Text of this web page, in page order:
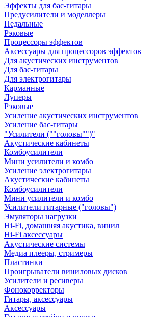
Эффекты для бас-гитары
Предусилители и моделлеры
Педальные
Рэковые
Процессоры эффектов
Аксессуары для процессоров эффектов
Для акустических инструментов
Для бас-гитары
Для электрогитары
Карманные
Луперы
Рэковые
Усиление акустических инструментов
Усиление бас-гитары
"Усилители (""головы"")"
Акустические кабинеты
Комбоусилители
Мини усилители и комбо
Усиление электрогитары
Акустические кабинеты
Комбоусилители
Мини усилители и комбо
Усилители гитарные ("головы")
Эмуляторы нагрузки
Hi-Fi, домашняя акустика, винил
Hi-Fi аксессуары
Акустические системы
Медиа плееры, стримеры
Пластинки
Проигрыватели виниловых дисков
Усилители и ресиверы
Фонокорректоры
Гитары, аксессуары
Аксессуары